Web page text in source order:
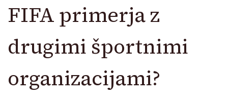
FIFA primerja z
drugimi športnimi
organizacijami?